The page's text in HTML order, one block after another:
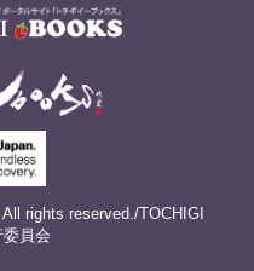
rights reserved./TOCHIGI
員会